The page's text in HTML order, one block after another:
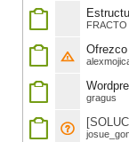
FRACTO
gragus